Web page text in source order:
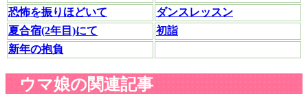
恐怖を振りほどいて
ダンスレッスン
夏合宿(2年目)にて
初詣
新年の抱負
ウマ娘の関連記事